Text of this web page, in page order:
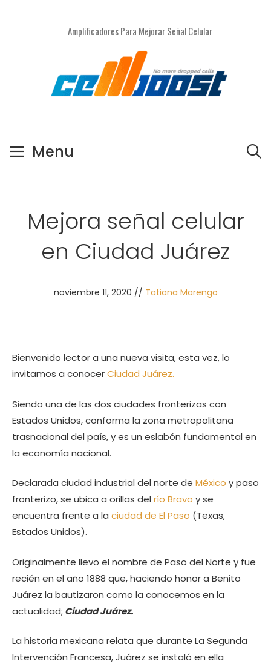
Amplificadores Para Mejorar Señal Celular
Menu
Mejora señal celular
en Ciudad Juárez
noviembre 11, 2020 // Tatiana Marengo
Bienvenido lector a una nueva visita, esta vez, lo
invitamos a conocerCiudad Juárez.
Siendo una de las dos ciudades fronterizas con
Estados Unidos, conforma la zona metropolitana
trasnacional del país, y es un eslabón fundamental en
la economía nacional.
Declarada ciudad industrial del norte de México y paso
fronterizo, se ubica a orillas del río Bravo y se
encuentra frente a la ciudad de El Paso (Texas,
Estados Unidos).
Originalmente llevo el nombre de Paso del Norte y fue
recién en el año 1888 que, haciendo honor a Benito
Juárez la bautizaron como la conocemos en la
actualidad; Ciudad Juárez.
La historia mexicana relata que durante La Segunda
Intervención Francesa, Juárez se instaló en ella